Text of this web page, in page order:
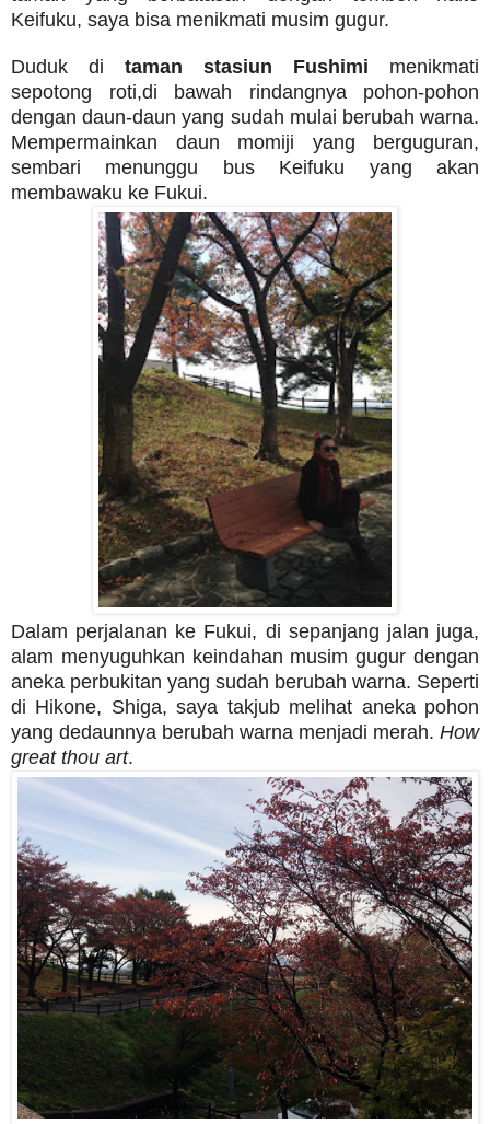
Keifuku, saya bisa menikmati musim gugur.
Duduk di taman stasiun Fushimi menikmati
sepotong roti,di bawah rindangnya pohon-pohon
dengan daun-daun yang sudah mulai berubah warna.
Mempermainkan daun momiji yang berguguran,
sembari menunggu bus Keifuku yang akan
membawaku ke Fukui.
Dalam perjalanan ke Fukui, di sepanjang jalan juga,
alam menyuguhkan keindahan musim gugur dengan
aneka perbukitan yang sudah berubah warna. Seperti
di Hikone, Shiga, saya takjub melihat aneka pohon
yang dedaunnya berubah warna menjadi merah. How
great thou art.